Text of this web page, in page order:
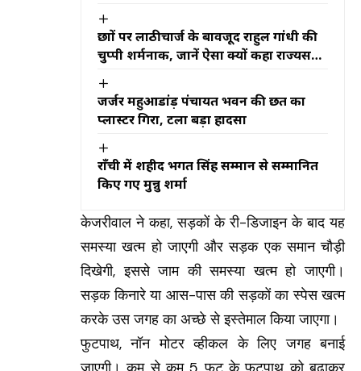
छात्रों पर लाठीचार्ज के बावजूद राहुल गांधी की
चुप्पी शर्मनाक, जानें ऐसा क्यों कहा राज्यसभा
जर्जर महुआडांड़ पंचायत भवन की छत का
प्लास्टर गिरा, टला बड़ा हादसा
राँची में शहीद भगत सिंह सम्मान से सम्मानित
किए गए मुन्नु शर्मा
केजरीवाल ने कहा, सड़कों के री-डिजाइन के बाद यह
समस्या खत्म हो जाएगी और सड़क एक समान चौड़ी
दिखेगी, इससे जाम की समस्या खत्म हो जाएगी।
सड़क किनारे या आस-पास की सड़कों का स्पेस खत्म
करके उस जगह का अच्छे से इस्तेमाल किया जाएगा।
फुटपाथ, नॉन मोटर व्हीकल के लिए जगह बनाई